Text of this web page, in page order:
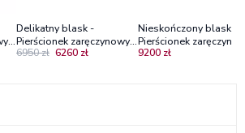
z
Delikatny blask -
Pierścionek zaręczynowy z
białego złota z
6950 zł 6260 zł
Nieskończony blask -
Pierścionek
białego złota z
9200 zł